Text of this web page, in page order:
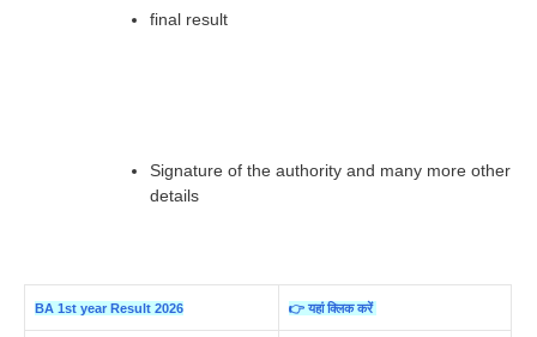
final result
Signature of the authority and many more other
details
BA 1st year Result 2026 👉 यहां क्लिक करें